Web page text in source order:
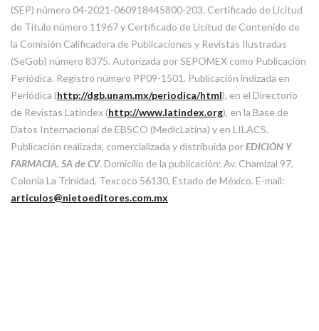
(SEP) número 04-2021-060918445800-203. Certificado de Licitud
de Título número 11967 y Certificado de Licitud de Contenido de
la Comisión Calificadora de Publicaciones y Revistas Ilustradas
(SeGob) número 8375. Autorizada por SEPOMEX como Publicación
Periódica. Registro número PP09-1501. Publicación indizada en
Periódica (http://dgb.unam.mx/periodica/html), en el Directorio
de Revistas Latindex (http://www.latindex.org), en la Base de
Datos Internacional de EBSCO (MedicLatina) y en LILACS.
Publicación realizada, comercializada y distribuida porEDICIÓN Y
FARMACIA, SA de CV. Domicilio de la publicación: Av. Chamizal 97,
Colonia La Trinidad, Texcoco 56130, Estado de México. E-mail:
articulos@nietoeditores.com.mx